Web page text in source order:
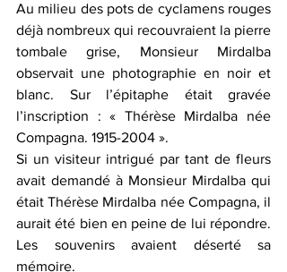
Au milieu des pots de cyclamens rouges
déjà nombreux qui recouvraient la pierre
tombale grise, Monsieur Mirdalba
observait une photographie en noir et
blanc. Sur l’épitaphe était gravée
l’inscription : « Thérèse Mirdalba née
Compagna. 1915-2004 ».
Si un visiteur intrigué par tant de fleurs
avait demandé à Monsieur Mirdalba qui
était Thérèse Mirdalba née Compagna, il
aurait été bien en peine de lui répondre.
Les souvenirs avaient déserté sa
mémoire.